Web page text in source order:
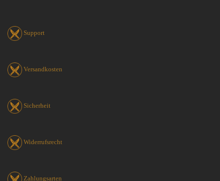
Support
Versandkosten
Sicherheit
Widerrufsrecht
Zahlungsarten